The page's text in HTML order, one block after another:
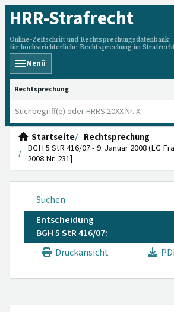
HRR-Strafrecht
Online-Zeitschrift und Rechtsprechungsdatenbank
für höchstrichterliche Rechtsprechung im
Menü
HRRS durchsuchen
Startseite
Rechtsprechung
BGH 5 StR 416/07 - 9. Januar 2008 (LG
2008 Nr. 231]
Suchen
Entscheidung
BGH 5 StR 416/07:
Druckansicht